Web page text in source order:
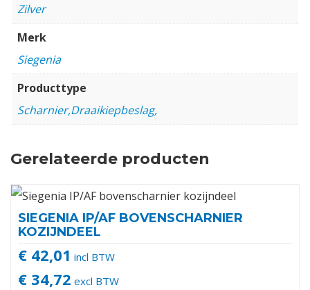
Zilver
Merk
Siegenia
Producttype
Scharnier,Draaikiepbeslag,
Gerelateerde producten
SIEGENIA IP/AF BOVENSCHARNIER
KOZIJNDEEL
€ 42,01 incl BTW
€ 34,72 excl BTW